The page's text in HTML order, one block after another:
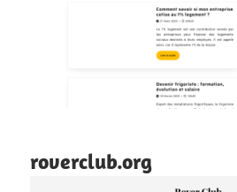
roverclub.org